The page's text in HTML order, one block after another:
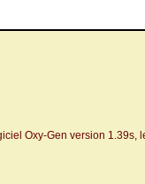
Oxy-Gen version 1.39s,